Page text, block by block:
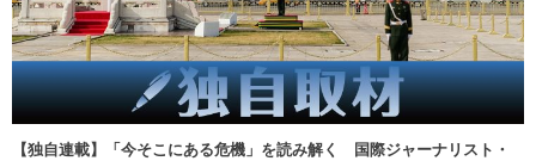
【独自連載】「今そこにある危機」を読み解く 国際ジャーナリスト・